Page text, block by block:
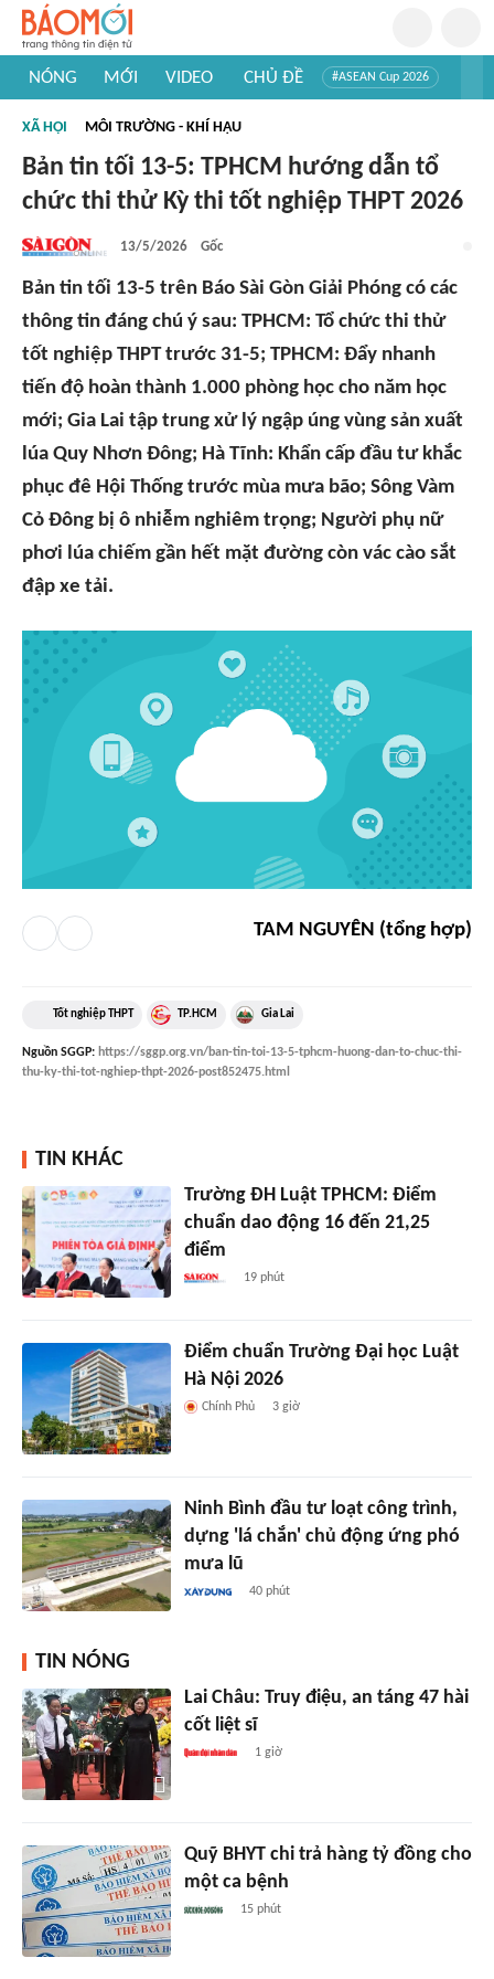
NÓNG MỚI VIDEO CHỦ ĐỀ #ASEAN Cup 2026
#Khám phá Việt Nam
#Khám phá thế giới
XÃ HỘI MÔI TRƯỜNG - KHÍ HẬU
Bản tin tối 13-5: TPHCM hướng dẫn tổ
chức thi thử Kỳ thi tốt nghiệp THPT 2026
13/5/2026 Gốc
Bản tin tối 13-5 trên Báo Sài Gòn Giải Phóng có các
thông tin đáng chú ý sau: TPHCM: Tổ chức thi thử
tốt nghiệp THPT trước 31-5; TPHCM: Đẩy nhanh
tiến độ hoàn thành 1.000 phòng học cho năm học
mới; Gia Lai tập trung xử lý ngập úng vùng sản xuất
lúa Quy Nhơn Đông; Hà Tĩnh: Khẩn cấp đầu tư khắc
phục đê Hội Thống trước mùa mưa bão; Sông Vàm
Cỏ Đông bị ô nhiễm nghiêm trọng; Người phụ nữ
phơi lúa chiếm gần hết mặt đường còn vác cào sắt
đập xe tải.
TAM NGUYÊN (tổng hợp)
Tốt nghiệp THPT TP.HCM Gia Lai
Nguồn SGGP: https://sggp.org.vn/ban-tin-toi-13-5-tphcm-huong-dan-to-chuc-thi-
thu-ky-thi-tot-nghiep-thpt-2026-post852475.html
TIN KHÁC
Trường ĐH Luật TPHCM: Điểm
chuẩn dao động 16 đến 21,25
điểm
19 phút
Điểm chuẩn Trường Đại học Luật
Hà Nội 2026
Chính Phủ 3 giờ
Ninh Bình đầu tư loạt công trình,
dựng 'lá chắn' chủ động ứng phó
mưa lũ
40 phút
TIN NÓNG
Lai Châu: Truy điệu, an táng 47 hài
cốt liệt sĩ
1 giờ
Quỹ BHYT chi trả hàng tỷ đồng cho
một ca bệnh
15 phút